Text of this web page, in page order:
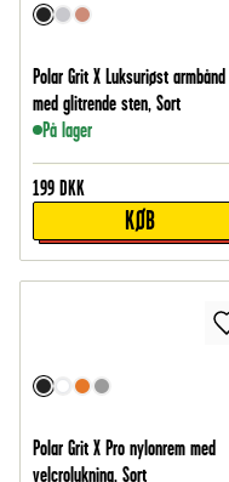
Polar Grit X Luksuriøst armbånd
med glitrende sten, Sort
På lager
199 DKK
KØB
Polar Grit X Pro nylonrem med
velcrolukning, Sort